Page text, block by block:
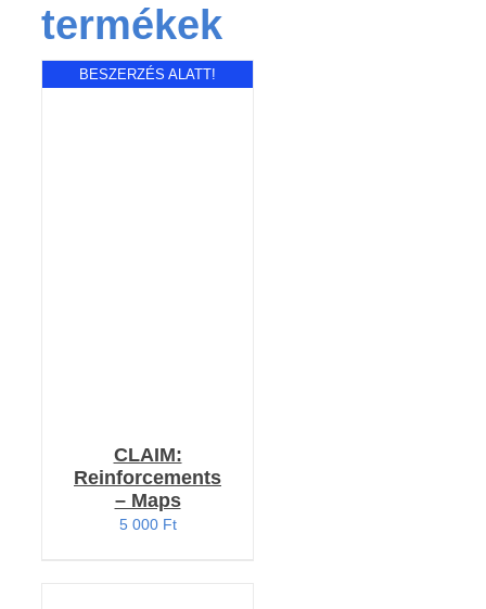
termékek
BESZERZÉS ALATT!
CLAIM:
Reinforcements
– Maps
5 000 Ft